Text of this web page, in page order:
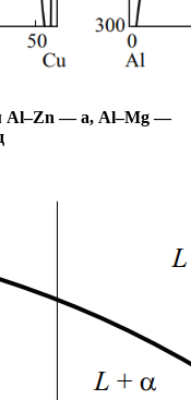
Al–Zn — а, Al–Mg —